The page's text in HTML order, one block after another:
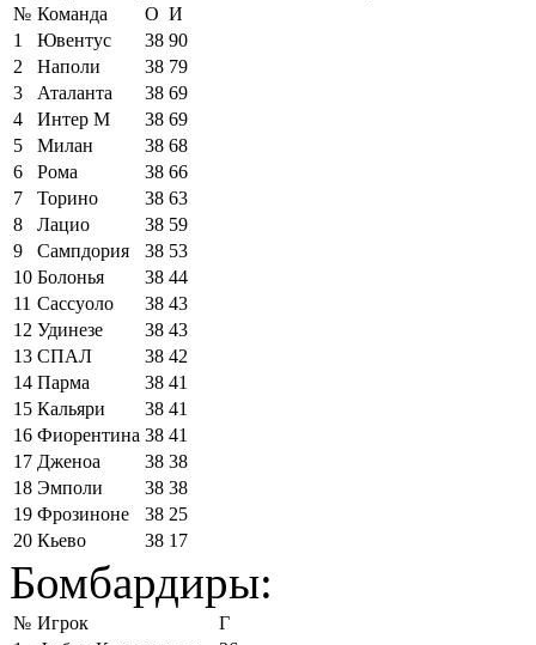
№ Команда О И
1
Ювентус 38 90
2
Наполи 38 79
3
Аталанта 38 69
4
Интер М 38 69
5
Милан 38 68
6
Рома 38 66
7
Торино 38 63
8
Лацио 38 59
9
Сампдория 38 53
10 Болонья 38 44
11 Сассуоло 38 43
12 Удинезе 38 43
13 СПАЛ 38 42
14 Парма 38 41
15 Кальяри 38 41
16 Фиорентина 38 41
17 Дженоа 38 38
18 Эмполи 38 38
19 Фрозиноне 38 25
20 Кьево 38 17
Бомбардиры:
№ Игрок
Г